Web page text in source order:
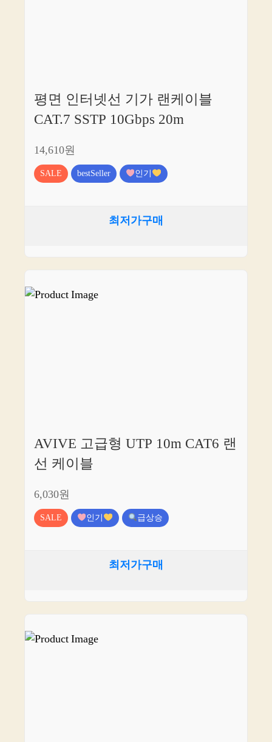
평면 인터넷선 기가 랜케이블
CAT.7 SSTP 10Gbps 20m
14,610원
SALE bestSeller 인기
최저가구매
AVIVE 고급형 UTP 10m CAT6 랜
선 케이블
6,030원
SALE 인기 급상승
최저가구매